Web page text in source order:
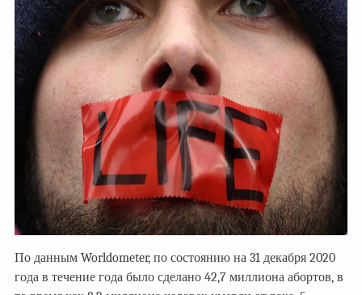
По данным Worldometer, по состоянию на 31 декабря 2020
года в течение года было сделано 42,7 миллиона абортов, в